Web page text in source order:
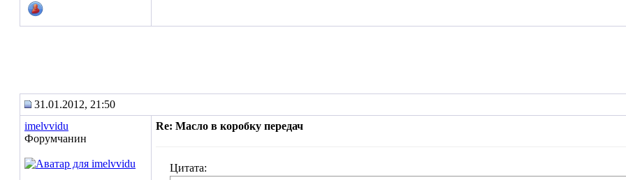
31.01.2012, 21:50
imelvvidu
Форумчанин
Re: Масло в коробку передач
Цитата: